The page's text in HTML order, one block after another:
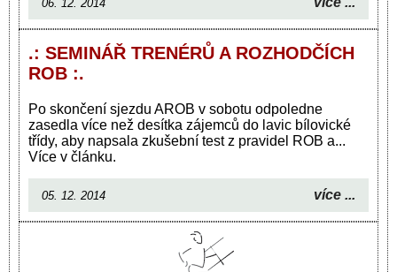
06. 12. 2014
.: SEMINÁŘ TRENÉRŮ A ROZHODČÍCH
ROB :.
Po skončení sjezdu AROB v sobotu odpoledne
zasedla více než desítka zájemců do lavic bílovické
třídy, aby napsala zkušební test z pravidel ROB a...
Více v článku.
05. 12. 2014 více ...